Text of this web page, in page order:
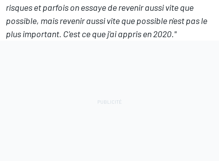
risques et parfois on essaye de revenir aussi vite que
possible, mais revenir aussi vite que possible n'est pas le
plus important. C'est ce que j'ai appris en 2020."